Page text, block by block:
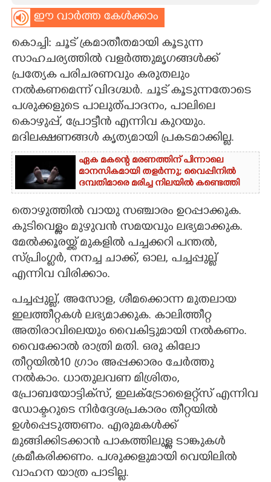
ASTRO
CARTOONS
LITERATURE
ZOOM
ഈ വാർത്ത കേൾക്കാം
കൊച്ചി​: ചൂട് ക്രമാതീതമായി കൂടുന്ന
സാഹചര്യത്തിൽ വളർത്തുമൃഗങ്ങൾക്ക്
പ്രത്യേക പരിചരണവും കരുതലും
നൽകണമെന്ന് വിദഗ്ദ്ധർ. ചൂട് കൂടുന്നതോടെ
പശുക്കളുടെ പാലുത്പാദനം, പാലിലെ
കൊഴുപ്പ്, പ്രോട്ടീൻ എന്നിവ കുറയും.
മദിലക്ഷണങ്ങൾ കൃത്യമായി പ്രകടമാക്കി​ല്ല.
ഏക മകന്റെ മരണത്തിന് പിന്നാലെ
മാനസികമായി തളർന്നു; വൈപ്പിനിൽ
ദമ്പതിമാരെ മരിച്ച നിലയിൽ കണ്ടെത്തി
തൊഴുത്തി​ൽ വായു സഞ്ചാരം ഉറപ്പാക്കുക.
കുടിവെള്ളം മുഴുവൻ സമയവും ലഭ്യമാക്കുക.
മേൽക്കൂരയ്ക്ക് മുകളിൽ പച്ചക്കറി പന്തൽ,
സ്പ്രിംഗ്ളർ, നനച്ച ചാക്ക്, ഓല, പച്ചപ്പുല്ല്
എന്നിവ വിരിക്കാം.
പച്ചപ്പുല്ല്, അസോള, ശീമക്കൊന്ന മുതലായ
ഇലത്തീറ്റകൾ ലഭ്യമാക്കുക. കാലിത്തീറ്റ
അതിരാവിലെയും വൈകിട്ടുമായി നൽകണം.
വൈക്കോൽ രാത്രി മതി​. ഒരു കിലോ
തീറ്റയിൽ10 ഗ്രാം അപ്പക്കാരം ചേർത്തു
നൽകാം. ധാതുലവണ മിശ്രിതം,
പ്രോബയോട്ടിക്‌സ്, ഇലക്ട്രോളൈറ്റ്‌സ് എന്നിവ
ഡോക്ടറുടെ നിർദ്ദേശപ്രകാരം തീറ്റയിൽ
ഉൾപ്പെടുത്തണം. എരുമകൾക്ക്
മുങ്ങിക്കിടക്കാൻ പാകത്തിലുള്ള ടാങ്കുകൾ
ക്രമീകരിക്കണം. പശുക്കളുമായി വെയിലിൽ​
വാഹന യാത്ര പാടി​ല്ല.